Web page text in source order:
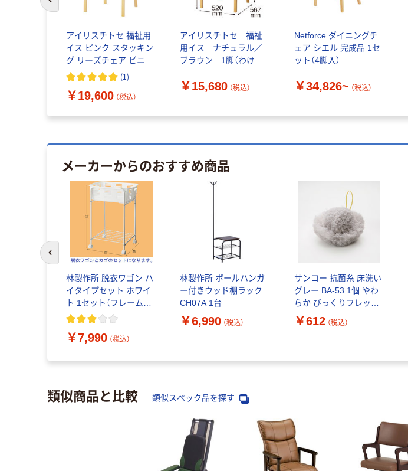
アイリスチトセ 福祉用
イス ピンク スタッキン
グ リーズチェア ビニー
ルレザー 介護 安定 幅
(1)
￥19,600 （税込）
アイリスチトセ 福祉
用イス ナチュラル／
ブラウン 1脚（わけあ
￥15,680 （税込）
Netforce ダイニングチ
ェア シエル 完成品 1セ
ット（4脚入）
￥34,826~ （税込）
メーカーからのおすすめ商品
林製作所 脱衣ワゴン ハ
イタイプセット ホワイ
ト 1セット（フレーム＋
カゴ）
￥7,990 （税込）
林製作所 ポールハンガ
ー付きウッド棚ラック
CH07A 1台
￥6,990 （税込）
サンコー 抗菌糸 床洗い
グレー BA-53 1個 やわ
らか びっくりフレッシ
ュ 日本製（直送品）
￥612 （税込）
前のスライドへ
類似商品と比較 類似スペック品を探す